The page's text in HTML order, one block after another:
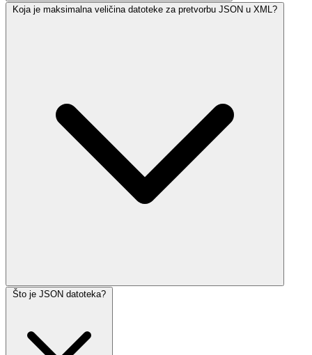
Koja je maksimalna veličina datoteke za pretvorbu JSON u XML?
Što je JSON datoteka?